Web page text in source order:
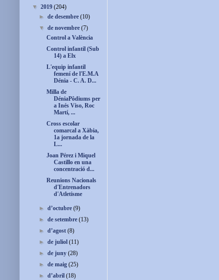
▼ 2019 (204)
►de desembre(10)
▼de novembre(7)
Control a València
Control infantil (Sub
14) a Elx
L'equip infantil
femení de l'E.M.A
Dénia - C. A. D...
Milla de
DéniaPôdiums per
a Inés Viso, Roc
Martí, ...
Cross escolar
comarcal a Xàbia,
1a jornada de la
L...
Joan Pérez i Miquel
Castillo en una
concentració d...
Reunions Nacionals
d'Entrenadors
d'Atletisme
►d’octubre(9)
►de setembre(13)
►d’agost(8)
►de juliol(11)
►de juny(28)
►de maig(25)
►d’abril(18)